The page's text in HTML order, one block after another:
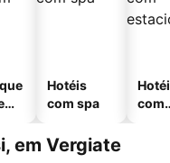
Hotéis
com spa
com
em Vergiate